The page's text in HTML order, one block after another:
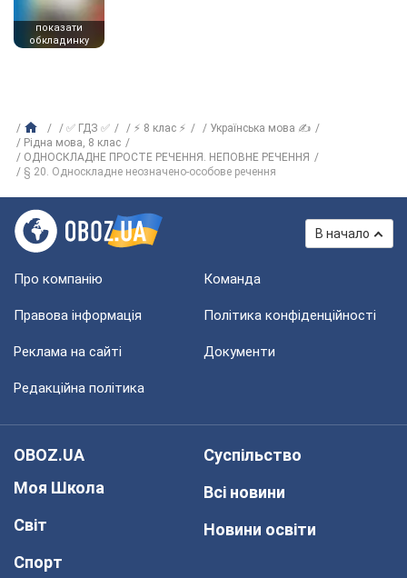
показати
обкладинку
✅ ГДЗ ✅ ⚡ 8 клас ⚡
Українська мова ✍
Рідна мова, 8 клас
ОДНОСКЛАДНЕ ПРОСТЕ РЕЧЕННЯ. НЕПОВНЕ РЕЧЕННЯ
§ 20. Односкладне неозначено-особове речення
В начало
Про компанію Команда
Правова інформація Політика конфіденційності
Реклама на сайті Документи
Редакційна політика
OBOZ.UA
Моя Школа
Світ
Спорт
Суспільство
Всі новини
Новини освіти